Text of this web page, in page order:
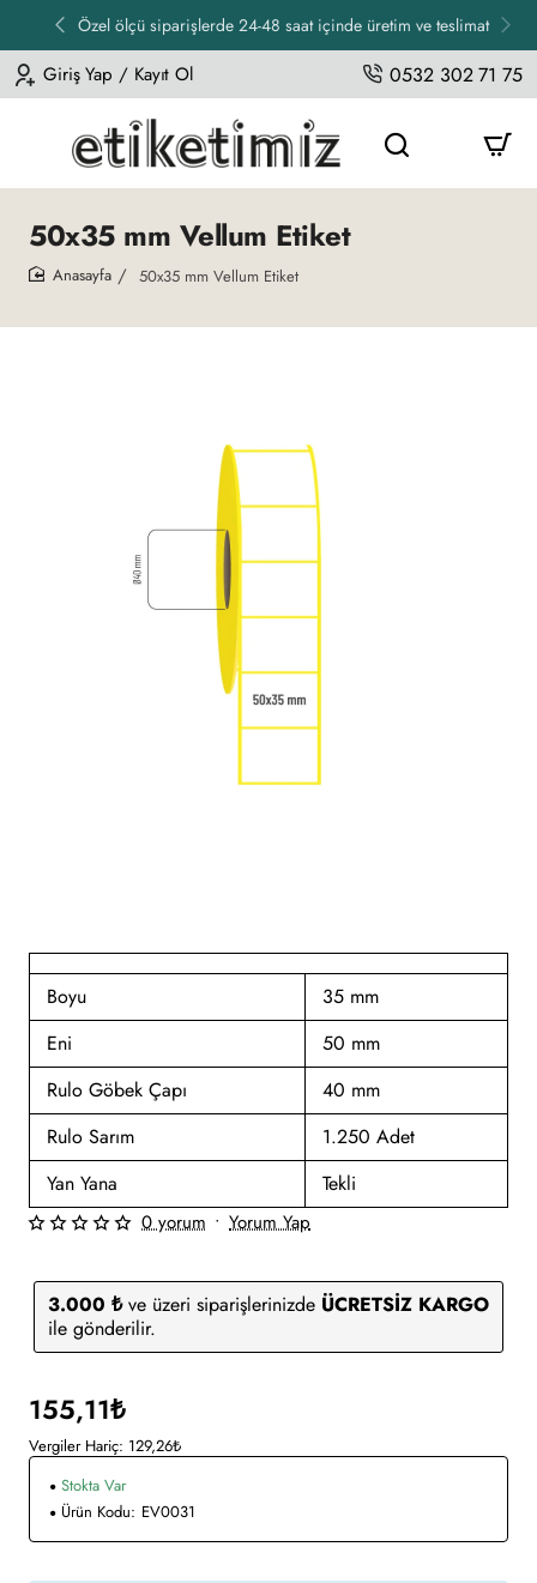
Özel ölçü siparişlerde 24-48 saat içinde üretim ve teslimat
Giriş Yap / Kayıt Ol 0532 302 71 75
50x35 mm Vellum Etiket
50x35 mm Vellum Etiket
Boyu
35 mm
Eni
50 mm
Rulo Göbek Çapı
40 mm
Rulo Sarım
1.250 Adet
Yan Yana
Tekli
3.000 ₺ve üzeri siparişlerinizde ÜCRETSİZ KARGO
ile gönderilir.
0 yorum • Yorum Yap
155,11₺
Vergiler Hariç: 129,26₺
Stokta Var
Ürün Kodu: EV0031